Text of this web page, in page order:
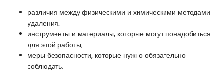
различия между физическими и химическими методами
удаления,
инструменты и материалы, которые могут понадобиться
для этой работы,
меры безопасности, которые нужно обязательно
соблюдать.